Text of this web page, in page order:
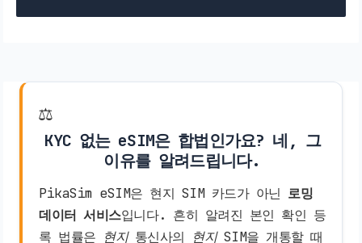
⚖️
KYC 없는 eSIM은 합법인가요? 네, 그
이유를 알려드립니다.
PikaSim eSIM은 현지 SIM 카드가 아닌 로밍
데이터 서비스입니다. 흔히 알려진 본인 확인 등
록 법률은 현지통신사의 현지SIM을 개통할 때